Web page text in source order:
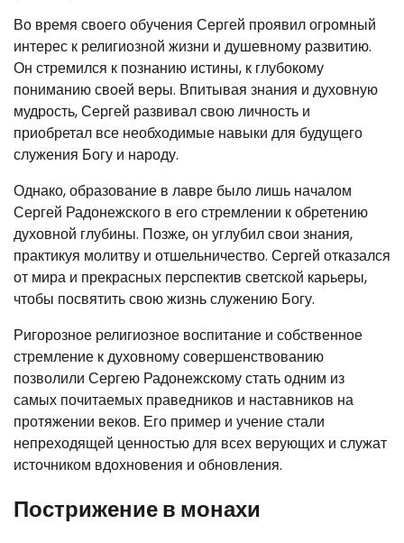
Во время своего обучения Сергей проявил огромный
интерес к религиозной жизни и душевному развитию.
Он стремился к познанию истины, к глубокому
пониманию своей веры. Впитывая знания и духовную
мудрость, Сергей развивал свою личность и
приобретал все необходимые навыки для будущего
служения Богу и народу.
Однако, образование в лавре было лишь началом
Сергей Радонежского в его стремлении к обретению
духовной глубины. Позже, он углубил свои знания,
практикуя молитву и отшельничество. Сергей отказался
от мира и прекрасных перспектив светской карьеры,
чтобы посвятить свою жизнь служению Богу.
Ригорозное религиозное воспитание и собственное
стремление к духовному совершенствованию
позволили Сергею Радонежскому стать одним из
самых почитаемых праведников и наставников на
протяжении веков. Его пример и учение стали
непреходящей ценностью для всех верующих и служат
источником вдохновения и обновления.
Пострижение в монахи